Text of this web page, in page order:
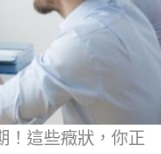
！這些癥狀，你正